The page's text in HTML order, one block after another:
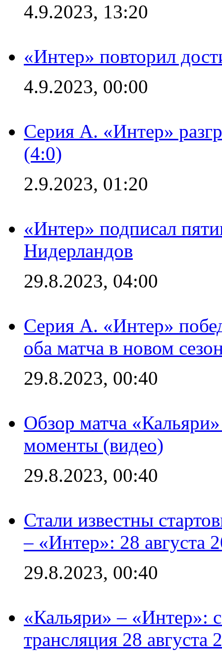
4.9.2023, 13:20
«Интер» повторил
4.9.2023, 00:00
Серия А. «Интер»
(4:0)
2.9.2023, 01:20
«Интер» подписал
Нидерландов
29.8.2023, 04:00
Серия А. «Интер»
оба матча в новом
29.8.2023, 00:40
Обзор матча
моменты (видео)
29.8.2023, 00:40
Стали известны
– «Интер»: 28 августа
29.8.2023, 00:40
«Кальяри» – «Интер»:
трансляция 28 августа